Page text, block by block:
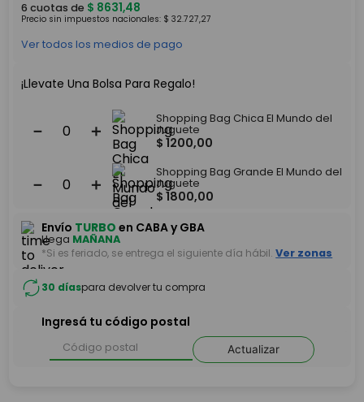
6 cuotas de $ 8631,48
Precio sin impuestos nacionales: $ 32.727,27
Ver todos los medios de pago
¡Llevate Una Bolsa Para Regalo!
＋
－
Shopping Bag Chica El Mundo del
Juguete
$ 1200,00
＋
－
Shopping Bag Grande El Mundo del
Juguete
$ 1800,00
Envío TURBO en CABA y GBA
Llega MAÑANA
*Si es feriado, se entrega el siguiente día hábil. Ver zonas
30 díaspara devolver tu compra
Ingresá tu código postal
Actualizar